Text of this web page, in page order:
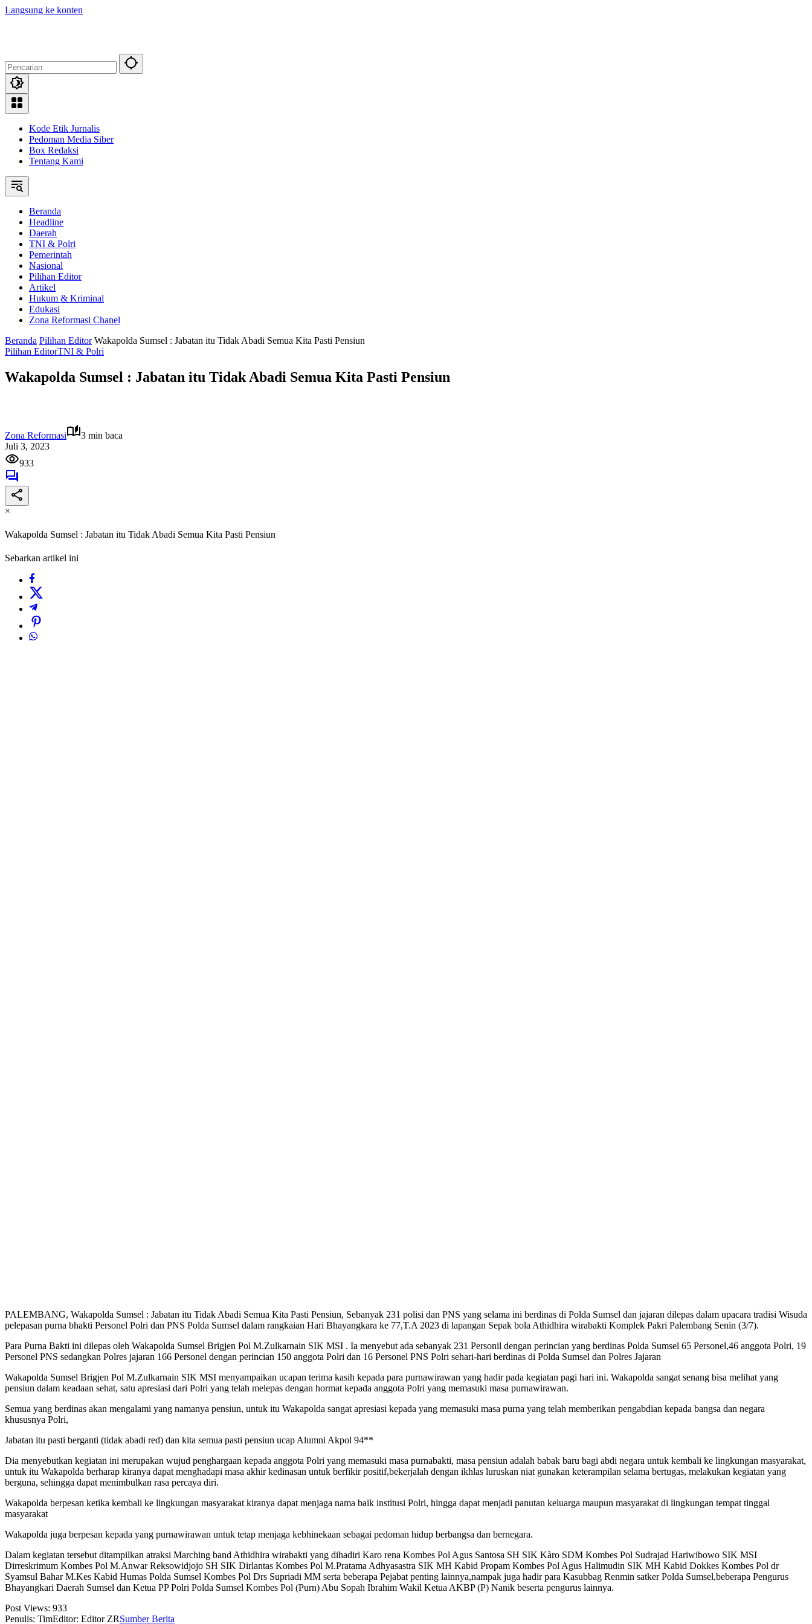
Langsung ke konten
Kode Etik Jurnalis
Pedoman Media Siber
Box Redaksi
Tentang Kami
Beranda
Headline
Daerah
TNI & Polri
Pemerintah
Nasional
Pilihan Editor
Artikel
Hukum & Kriminal
Edukasi
Zona Reformasi Chanel
Beranda Pilihan Editor Wakapolda Sumsel : Jabatan itu Tidak Abadi Semua Kita Pasti Pensiun
Pilihan EditorTNI & Polri
Wakapolda Sumsel : Jabatan itu Tidak Abadi Semua Kita Pasti Pensiun
Zona Reformasi
3 min baca
Juli 3, 2023
933
×
Wakapolda Sumsel : Jabatan itu Tidak Abadi Semua Kita Pasti Pensiun
Sebarkan artikel ini
PALEMBANG, Wakapolda Sumsel : Jabatan itu Tidak Abadi Semua Kita Pasti Pensiun, Sebanyak 231 polisi dan PNS yang selama ini berdinas di Polda Sumsel dan jajaran dilepas dalam upacara tradisi Wisuda
pelepasan purna bhakti Personel Polri dan PNS Polda Sumsel dalam rangkaian Hari Bhayangkara ke 77,T.A 2023 di lapangan Sepak bola Athidhira wirabakti Komplek Pakri Palembang Senin (3/7).
Para Purna Bakti ini dilepas oleh Wakapolda Sumsel Brigjen Pol M.Zulkarnain SIK MSI . Ia menyebut ada sebanyak 231 Personil dengan perincian yang berdinas Polda Sumsel 65 Personel,46 anggota Polri, 19
Personel PNS sedangkan Polres jajaran 166 Personel dengan perincian 150 anggota Polri dan 16 Personel PNS Polri sehari-hari berdinas di Polda Sumsel dan Polres Jajaran
Wakapolda Sumsel Brigjen Pol M.Zulkarnain SIK MSI menyampaikan ucapan terima kasih kepada para purnawirawan yang hadir pada kegiatan pagi hari ini. Wakapolda sangat senang bisa melihat yang
pensiun dalam keadaan sehat, satu apresiasi dari Polri yang telah melepas dengan hormat kepada anggota Polri yang memasuki masa purnawirawan.
Semua yang berdinas akan mengalami yang namanya pensiun, untuk itu Wakapolda sangat apresiasi kepada yang memasuki masa purna yang telah memberikan pengabdian kepada bangsa dan negara
khususnya Polri,
Jabatan itu pasti berganti (tidak abadi red) dan kita semua pasti pensiun ucap Alumni Akpol 94**
Dia menyebutkan kegiatan ini merupakan wujud penghargaan kepada anggota Polri yang memasuki masa purnabakti, masa pensiun adalah babak baru bagi abdi negara untuk kembali ke lingkungan masyarakat,
untuk itu Wakapolda berharap kiranya dapat menghadapi masa akhir kedinasan untuk berfikir positif,bekerjalah dengan ikhlas luruskan niat gunakan keterampilan selama bertugas, melakukan kegiatan yang
berguna, sehingga dapat menimbulkan rasa percaya diri.
Wakapolda berpesan ketika kembali ke lingkungan masyarakat kiranya dapat menjaga nama baik institusi Polri, hingga dapat menjadi panutan keluarga maupun masyarakat di lingkungan tempat tinggal
masyarakat
Wakapolda juga berpesan kepada yang purnawirawan untuk tetap menjaga kebhinekaan sebagai pedoman hidup berbangsa dan bernegara.
Dalam kegiatan tersebut ditampilkan atraksi Marching band Athidhira wirabakti yang dihadiri Karo rena Kombes Pol Agus Santosa SH SIK Kàro SDM Kombes Pol Sudrajad Hariwibowo SIK MSI
Dirreskrimum Kombes Pol M.Anwar Reksowidjojo SH SIK Dirlantas Kombes Pol M.Pratama Adhyasastra SIK MH Kabid Propam Kombes Pol Agus Halimudin SIK MH Kabid Dokkes Kombes Pol dr
Syamsul Bahar M.Kes Kabid Humas Polda Sumsel Kombes Pol Drs Supriadi MM serta beberapa Pejabat penting lainnya,nampak juga hadir para Kasubbag Renmin satker Polda Sumsel,beberapa Pengurus
Bhayangkari Daerah Sumsel dan Ketua PP Polri Polda Sumsel Kombes Pol (Purn) Abu Sopah Ibrahim Wakil Ketua AKBP (P) Nanik beserta pengurus lainnya.
Post Views: 933
Penulis: TimEditor: Editor ZRSumber Berita